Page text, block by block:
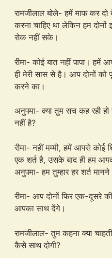
रामजीलाल बोले- हमें माफ कर
करना चाहिए था लेकिन हम
रोक नहीं सके।
रीमा- कोई बात नहीं पापा। हमें
ही मेरी सास से है। आप दोनों को
करने का।
अनुपमा- क्या तुम सच कह रही हो
नहीं है?
रीमा- नहीं मम्मी, हमें आपसे कोई
एक शर्त है, उसके बाद ही हम
अनुपमा- हम तुम्हार हर शर्त मानने
रीमा- आप दोनों फिर एक-दूसरे
आपका साथ देंगे।
रामजीलाल- तुम कहना क्या चाहती
कैसे साथ दोगी?